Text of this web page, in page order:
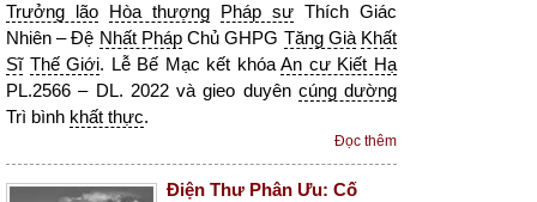
Trưởng lão Hòa thượng Pháp sư Thích Giác
Nhiên – Đệ Nhất PhápChủ GHPG Tăng Già Khất
Sĩ Thế Giới. Lễ Bế Mạc kết khóaAn cư Kiết Hạ
PL.2566 – DL. 2022 và gieo duyên cúng dường
Trì bình khất thực.
Đọc thêm
Điện Thư Phân Ưu: Cố